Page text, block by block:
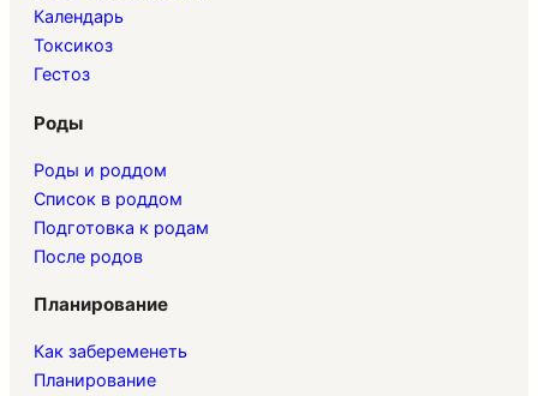
Календарь
Токсикоз
Гестоз
Роды
Роды и роддом
Список в роддом
Подготовка к родам
После родов
Планирование
Как забеременеть
Планирование